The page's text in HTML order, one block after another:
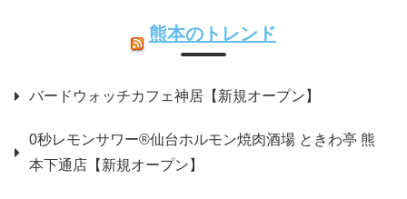
熊本のトレンド
バードウォッチカフェ神居【新規オープン】
0秒レモンサワー®仙台ホルモン焼肉酒場 ときわ亭 熊
本下通店【新規オープン】